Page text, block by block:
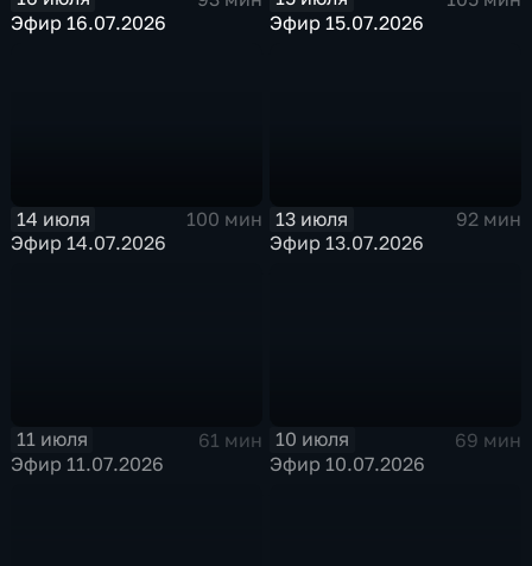
Эфир 16.07.2026
Эфир 15.07.2026
14 июля
100 мин
Эфир 14.07.2026
13 июля
92 мин
Эфир 13.07.2026
11 июля
61 мин
Эфир 11.07.2026
10 июля
69 мин
Эфир 10.07.2026